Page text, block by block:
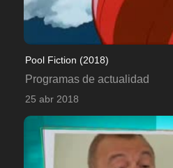
Pool Fiction (2018)
Programas de actualidad
25 abr 2018